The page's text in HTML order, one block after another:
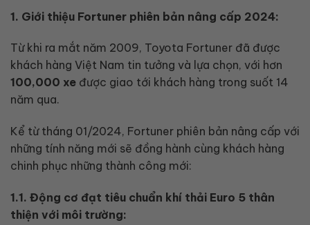
1. Giới thiệu Fortuner phiên bản nâng cấp 2024:
Từ khi ra mắt năm 2009, Toyota Fortuner đã được
khách hàng Việt Nam tin tưởng và lựa chọn, với hơn
100,000 xe được giao tới khách hàng trong suốt 14
năm qua.
Kể từ tháng 01/2024, Fortuner phiên bản nâng cấp với
những tính năng mới sẽ đồng hành cùng khách hàng
chinh phục những thành công mới:
1.1. Động cơ đạt tiêu chuẩn khí thải Euro 5 thân
thiện với môi trường: